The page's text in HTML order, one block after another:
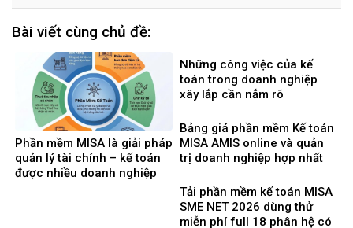
Bài viết cùng chủ đề:
Phần mềm MISA là giải pháp
quản lý tài chính – kế toán
được nhiều doanh nghiệp
Những công việc của kế
toán trong doanh nghiệp
xây lắp cần nắm rõ
Bảng giá phần mềm Kế toán
MISA AMIS online và quản
trị doanh nghiệp hợp nhất
Tải phần mềm kế toán MISA
SME NET 2026 dùng thử
miễn phí full 18 phân hệ có